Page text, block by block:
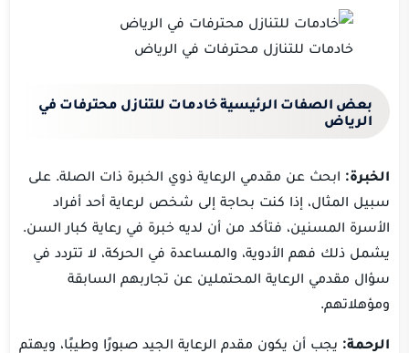
خادمات للتنازل محترفات في الرياض
بعض الصفات الرئيسية خادمات للتنازل محترفات في
الرياض
الخبرة: ابحث عن مقدمي الرعاية ذوي الخبرة ذات الصلة. على
سبيل المثال، إذا كنت بحاجة إلى شخص لرعاية أحد أفراد
الأسرة المسنين، فتأكد من أن لديه خبرة في رعاية كبار السن.
يشمل ذلك فهم الأدوية، والمساعدة في الحركة، لا تتردد في
سؤال مقدمي الرعاية المحتملين عن تجاربهم السابقة
ومؤهلاتهم.
الرحمة: يجب أن يكون مقدم الرعاية الجيد صبورًا وطيبًا، ويهتم